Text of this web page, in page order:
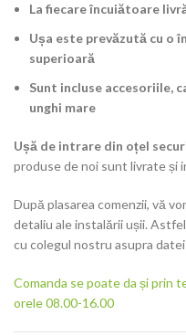
La fiecare încuiătoare
Ușa este prevăzută cu o
superioară
Sunt incluse accesoriile,
unghi mare
Ușă de intrare din oțel
produse de noi sunt livrate
După plasarea comenzii, vă
detaliu ale instalării ușii.
cu colegul nostru asupra
Comanda se poate da și prin
orele 08.00-16.00